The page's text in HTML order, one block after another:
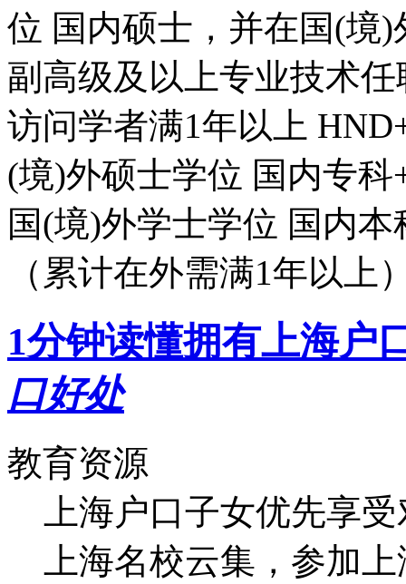
位 国内硕士，并在国(境
副高级及以上专业技术
访问学者满1年以上
(境)外硕士学位 国内专
国(境)外学士学位 国内
（累计在外需满1年以上
1分钟读懂拥有上海户
口好处
教育资源
上海户口子女优先享
上海名校云集，参加